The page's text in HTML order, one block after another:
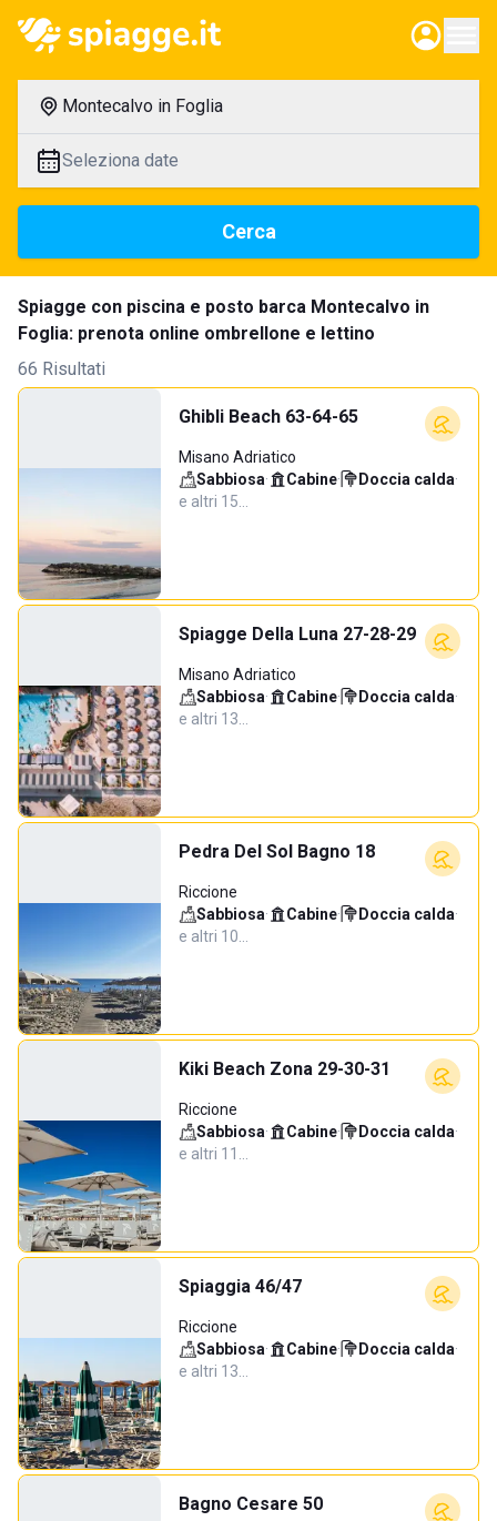
Montecalvo in Foglia
Seleziona date
Cerca
Spiagge con piscina e posto barca Montecalvo in
Foglia: prenota online ombrellone e lettino
66 Risultati
Ghibli Beach 63-64-65
Misano Adriatico
Sabbiosa· Cabine· Doccia calda·
e altri 15…
Spiagge Della Luna 27-28-29
Misano Adriatico
Sabbiosa· Cabine· Doccia calda·
e altri 13…
Pedra Del Sol Bagno 18
Riccione
Sabbiosa· Cabine· Doccia calda·
e altri 10…
Kiki Beach Zona 29-30-31
Riccione
Sabbiosa· Cabine· Doccia calda·
e altri 11…
Spiaggia 46/47
Riccione
Sabbiosa· Cabine· Doccia calda·
e altri 13…
Bagno Cesare 50